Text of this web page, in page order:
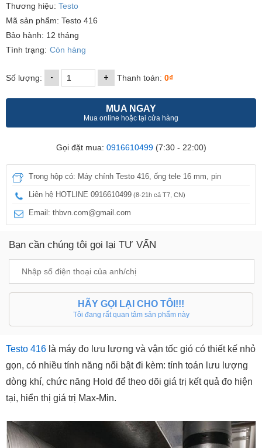
Thương hiệu: Testo
Mã sản phẩm: Testo 416
Bảo hành: 12 tháng
Tình trạng: Còn hàng
Số lượng: - + Thanh toán: 0₫
MUA NGAY
Mua online hoặc tại cửa hàng
Gọi đặt mua: 0916610499(7:30 - 22:00)
Trong hộp có: Máy chính Testo 416, ống tele 16 mm, pin
Liên hệ HOTLINE 0916610499 (8-21h cả T7, CN)
Email: thbvn.com@gmail.com
Bạn cần chúng tôi gọi lại TƯ VẤN
HÃY GỌI LẠI CHO TÔI!!!
Tôi đang rất quan tâm sản phẩm này
Testo 416 là máy đo lưu lượng và vận tốc gió có thiết kế nhỏ
gọn, có nhiều tính năng nổi bật đi kèm: tính toán lưu lượng
dòng khí, chức năng Hold để theo dõi giá trị kết quả đo hiện
tại, hiển thị giá trị Max-Min.